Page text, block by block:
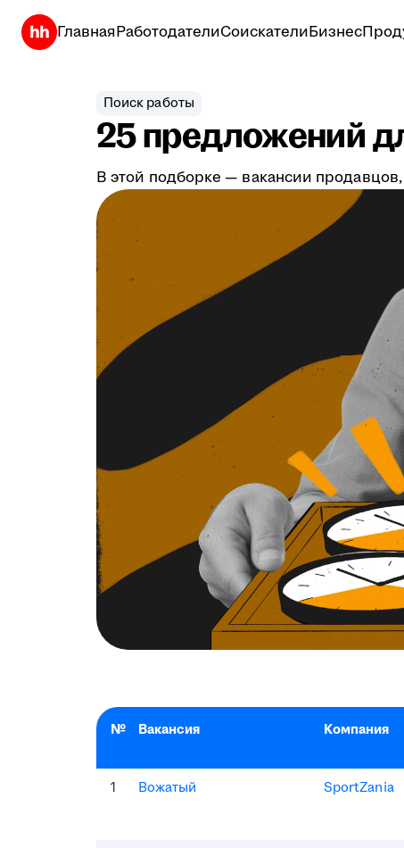
ГлавнаяРаботодателиСоискателиБизнес
Поиск работы
25 предложений
В этой подборке — вакансии
№ Вакансия Компания
1 Вожатый SportZania